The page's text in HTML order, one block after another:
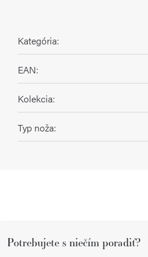
Kategória:
EAN:
Kolekcia:
Typ noža:
Potrebujete s niečím poradiť?